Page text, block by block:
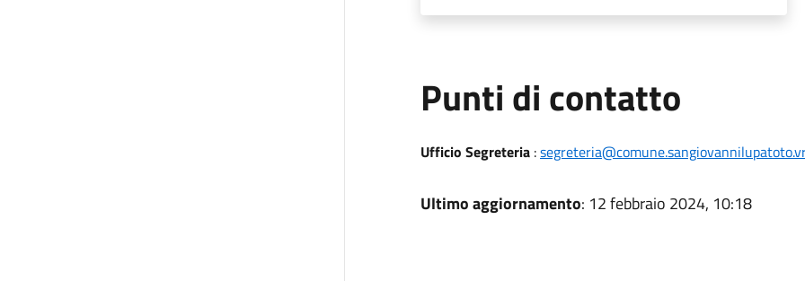
Punti di contatto
Ufficio Segreteria:
Ultimo aggiornamento: 12 febbraio 2024, 10:18